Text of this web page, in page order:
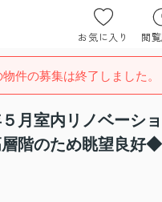
お気に入り 閲
物件の募集は終了しました。
月室内リノベーシ
階のため眺望良好